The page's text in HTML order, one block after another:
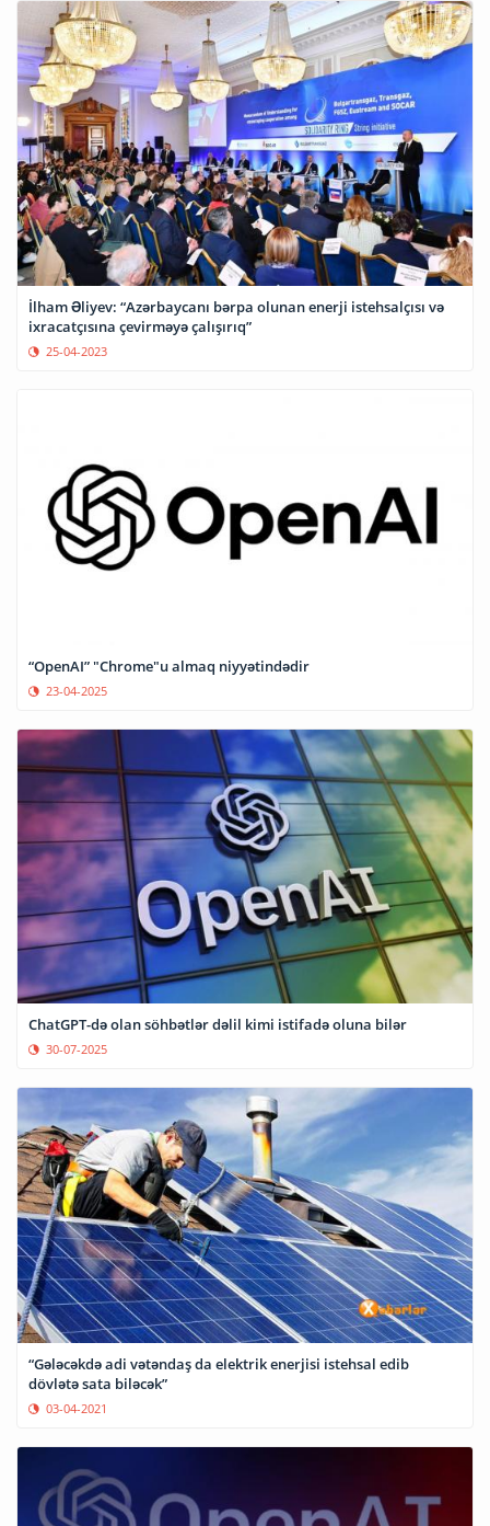
İlham Əliyev: “Azərbaycanı bərpa olunan enerji istehsalçısı və
ixracatçısına çevirməyə çalışırıq”
25-04-2023
“OpenAI” "Chrome"u almaq niyyətindədir
23-04-2025
ChatGPT-də olan söhbətlər dəlil kimi istifadə oluna bilər
30-07-2025
“Gələcəkdə adi vətəndaş da elektrik enerjisi istehsal edib
dövlətə sata biləcək”
03-04-2021